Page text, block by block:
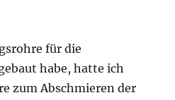
für die
habe, hatte ich
zum Abschmieren der